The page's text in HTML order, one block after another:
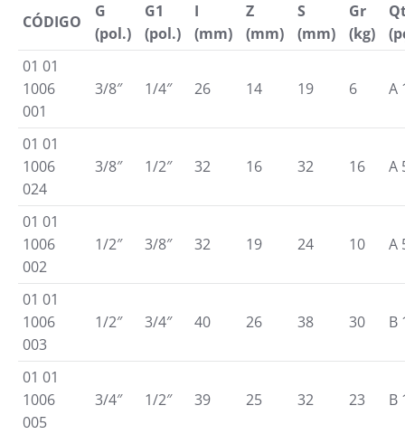
CÓDIGO
G
(pol.)
G1
(pol.)
I
(mm)
Z
(mm)
S
(mm)
Gr
(kg)
01 01
1006
001
3/8″ 1/4″ 26 14 19 6 A
01 01
1006
024
3/8″ 1/2″ 32 16 32 16 A
01 01
1006
002
1/2″ 3/8″ 32 19 24 10 A
01 01
1006
003
1/2″ 3/4″ 40 26 38 30 B
01 01
1006
005
3/4″ 1/2″ 39 25 32 23 B